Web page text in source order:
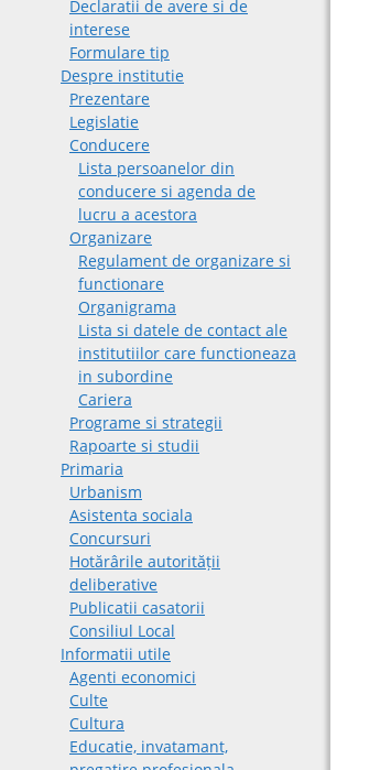
Declaratii de avere si de
interese
Formulare tip
Despre institutie
Prezentare
Legislatie
Conducere
Lista persoanelor din
conducere si agenda de
lucru a acestora
Organizare
Regulament de organizare si
functionare
Organigrama
Lista si datele de contact ale
institutiilor care functioneaza
in subordine
Cariera
Programe si strategii
Rapoarte si studii
Primaria
Urbanism
Asistenta sociala
Concursuri
Hotărârile autorității
deliberative
Publicatii casatorii
Consiliul Local
Informatii utile
Agenti economici
Culte
Cultura
Educatie, invatamant,